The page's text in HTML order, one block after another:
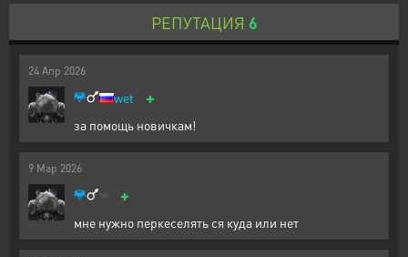
РЕПУТАЦИЯ 6
24 Апр 2026
wet +
за помощь новичкам!
9 Мар 2026
+
мне нужно перкеселять ся куда или нет